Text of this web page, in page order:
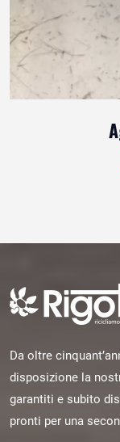
Da oltre
disposizione la
garantiti e subito
pronti per una